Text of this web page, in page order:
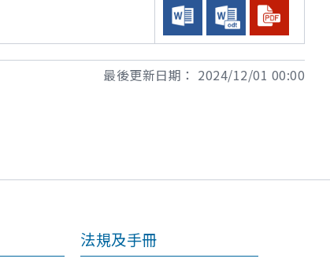
最後更新日期： 2024/12/01 00:00
法規及手冊